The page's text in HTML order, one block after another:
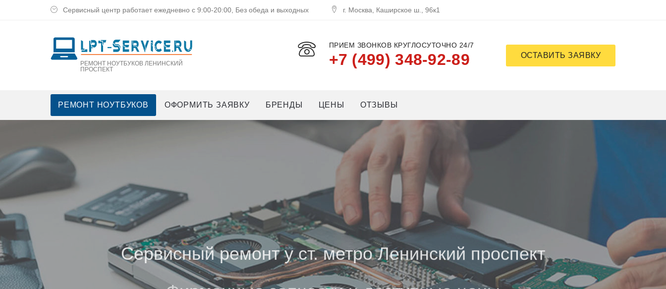
Сервисный центр работает ежедневно с 9:00-20:00, Без обеда и выходных г. Москва, Каширское ш., 96к1
РЕМОНТ НОУТБУКОВ ЛЕНИНСКИЙ
ПРОСПЕКТ
ПРИЕМ ЗВОНКОВ КРУГЛОСУТОЧНО 24/7
+7 (499) 348-92-89 ОСТАВИТЬ ЗАЯВКУ
РЕМОНТ НОУТБУКОВ ОФОРМИТЬ ЗАЯВКУ БРЕНДЫ ЦЕНЫ ОТЗЫВЫ
Сервисный ремонт у ст. метро Ленинский проспект
Фирменные запчасти и доступные цены